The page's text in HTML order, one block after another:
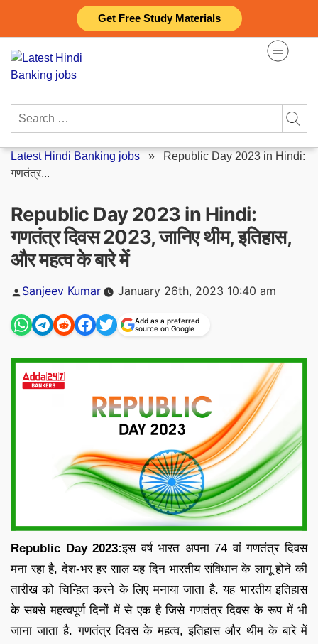
Get Free Study Materials
content
Search
Latest Hindi Banking jobs » Republic Day 2023 in Hindi:
गणतंत्र...
Republic Day 2023 in Hindi:
गणतंत्र दिवस 2023, जानिए थीम, इतिहास,
और महत्व के बारे में
Posted
Sanjeev Kumar January 26th, 2023 10:40 am
Add as a preferred
source on Google
Republic Day 2023:इस वर्ष भारत अपना 74 वां गणतंत्र दिवस
मना रहा है, देश-भर हर साल यह दिन भारतीय संविधान के लागू होने की
तारीख को चिन्हित करने के लिए मनाया जाता है. यह भारतीय इतिहास
के सबसे महत्वपूर्ण दिनों में से एक है जिसे गणतंत्र दिवस के रूप में भी
जाना जाता है. गणतंत्र दिवस के महत्व, इतिहास और थीम के बारे में